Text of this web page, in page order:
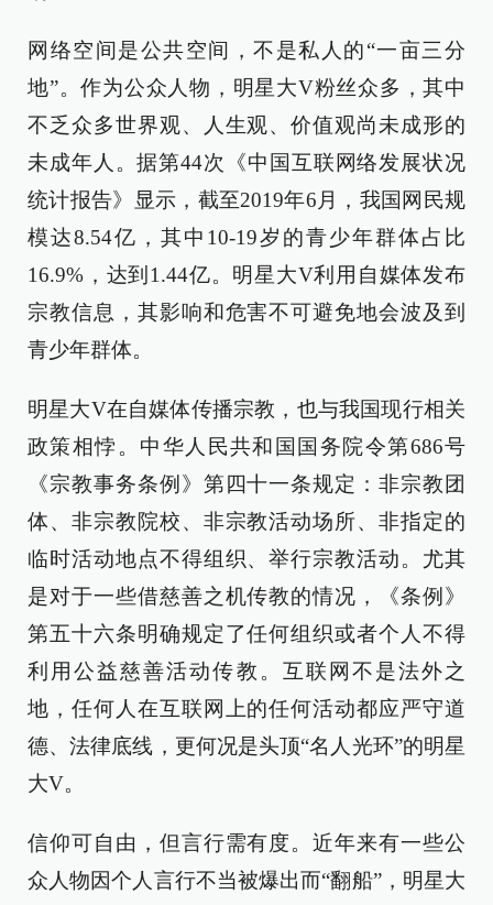
网络空间是公共空间，不是私人的“一亩三分
地”。作为公众人物，明星大V粉丝众多，其中
不乏众多世界观、人生观、价值观尚未成形的
未成年人。据第44次《中国互联网络发展状况
统计报告》显示，截至2019年6月，我国网民规
模达8.54亿，其中10-19岁的青少年群体占比
16.9%，达到1.44亿。明星大V利用自媒体发布
宗教信息，其影响和危害不可避免地会波及到
青少年群体。
明星大V在自媒体传播宗教，也与我国现行相关
政策相悖。中华人民共和国国务院令第686号
《宗教事务条例》第四十一条规定：非宗教团
体、非宗教院校、非宗教活动场所、非指定的
临时活动地点不得组织、举行宗教活动。尤其
是对于一些借慈善之机传教的情况，《条例》
第五十六条明确规定了任何组织或者个人不得
利用公益慈善活动传教。互联网不是法外之
地，任何人在互联网上的任何活动都应严守道
德、法律底线，更何况是头顶“名人光环”的明星
大V。
信仰可自由，但言行需有度。近年来有一些公
众人物因个人言行不当被爆出而“翻船”，明星大